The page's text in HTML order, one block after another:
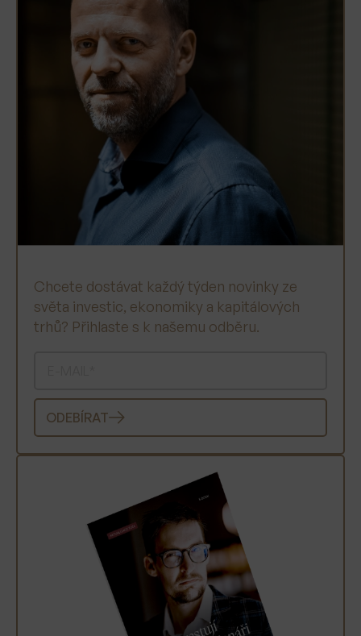
Chcete dostávat každý týden novinky ze
světa investic, ekonomiky a kapitálových
trhů? Přihlaste s k našemu odběru.
ODEBÍRAT